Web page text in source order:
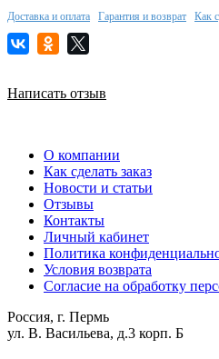
Доставка и оплата Гарантия и возврат Как
Написать отзыв
О компании
Как сделать заказ
Новости и статьи
Отзывы
Контакты
Личный кабинет
Политика
Условия возврата
Согласие на обработку
Россия, г. Пермь
ул. В. Васильева, д.3 корп. Б